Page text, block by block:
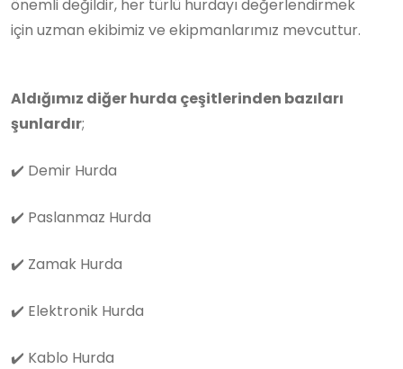
önemli değildir, her türlü hurdayı değerlendirmek
için uzman ekibimiz ve ekipmanlarımız mevcuttur.
Aldığımız diğer hurda çeşitlerinden bazıları
şunlardır;
✔️ Demir Hurda
✔️ Paslanmaz Hurda
✔️ Zamak Hurda
✔️ Elektronik Hurda
✔️ Kablo Hurda